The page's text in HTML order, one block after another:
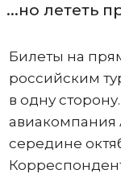
...но лететь
Билеты на
российским
в одну
авиакомпания
середине